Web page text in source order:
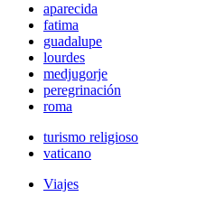
aparecida
fatima
guadalupe
lourdes
medjugorje
peregrinación
roma
turismo religioso
vaticano
Viajes